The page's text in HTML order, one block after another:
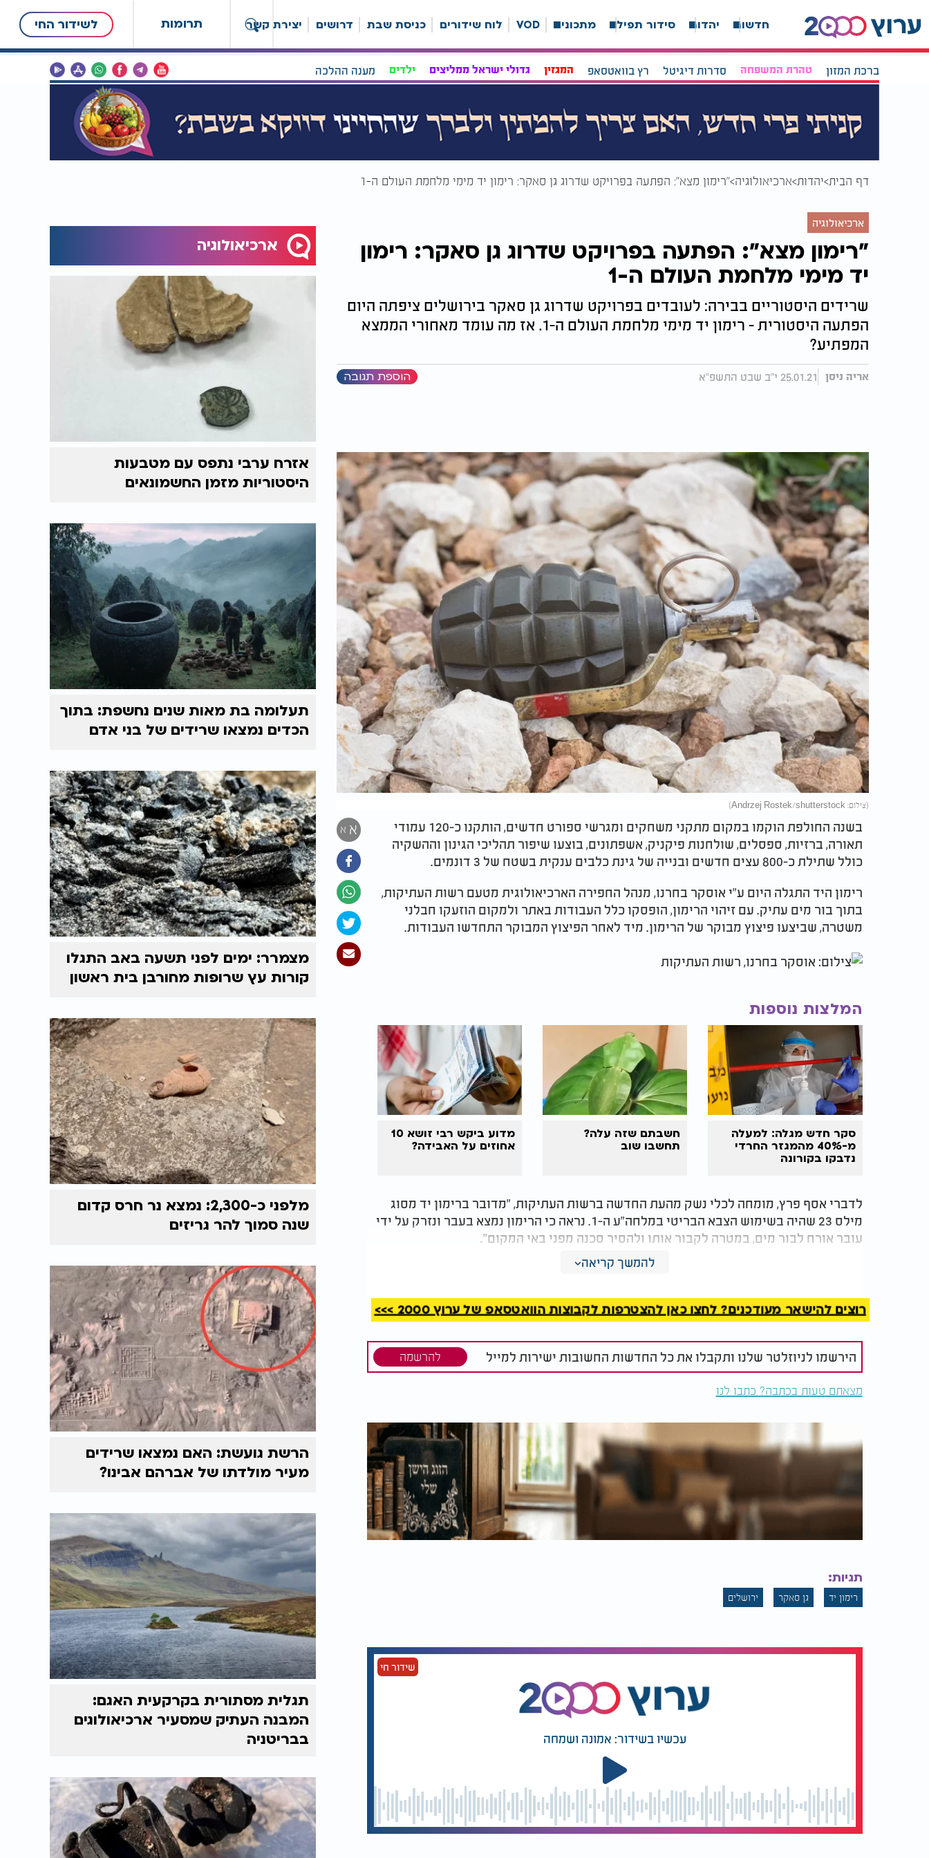
תרומות לשידור החי חדשות יהדות סידור תפילה מתכונים VOD לוח שידורים כניסת שבת דרושים יצירת קשר
ברכת המזון טהרת המשפחה סדרות דיגיטל רץ בוואטסאפ המגזין גדולי ישראל ממליצים ילדים מענה ההלכה
דף הבית יהדות ארכיאולוגיה "רימון מצא": הפתעה בפרויקט שדרוג גן סאקר: רימון יד מימי מלחמת העולם ה-1
ארכיאולוגיה
"רימון מצא": הפתעה בפרויקט שדרוג גן סאקר: רימון
יד מימי מלחמת העולם ה-1
שרידים היסטוריים בבירה: לעובדים בפרויקט שדרוג גן סאקר בירושלים ציפתה היום
הפתעה היסטורית - רימון יד מימי מלחמת העולם ה-1. אז מה עומד מאחורי הממצא
המפתיע?
אריה ניסן 25.01.21 י"ב שבט התשפ"א הוספת תגובה
(צילום: Andrzej Rostek/shutterstock)
א א
בשנה החולפת הוקמו במקום מתקני משחקים ומגרשי ספורט חדשים, הותקנו כ-120 עמודי
תאורה, ברזיות, ספסלים, שולחנות פיקניק, אשפתונים, בוצעו שיפור תהליכי הגינון וההשקיה
כולל שתילת כ-800 עצים חדשים ובנייה של גינת כלבים ענקית בשטח של 3 דונמים.
רימון היד התגלה היום ע"י אוסקר בחרנו, מנהל החפירה הארכיאולוגית מטעם רשות העתיקות,
בתוך בור מים עתיק. עם זיהוי הרימון, הופסקו כלל העבודות באתר ולמקום הוזעקו חבלני
משטרה, שביצעו פיצוץ מבוקר של הרימון. מיד לאחר הפיצוץ המבוקר התחדשו העבודות.
המלצות נוספות
סקר חדש מגלה: למעלה
מ-40% מהמגזר החרדי
נדבקו בקורונה
חשבתם שזה עלה?
תחשבו שוב
מדוע ביקש רבי זושא 10
אחוזים על האבידה?
לדברי אסף פרץ, מומחה לכלי נשק מהעת החדשה ברשות העתיקות, "מדובר ברימון יד מסוג
מילס 23 שהיה בשימוש הצבא הבריטי במלחה"ע ה-1. נראה כי הרימון נמצא בעבר ונזרק על ידי
עובר אורח לבור מים, במטרה לקבור אותו ולהסיר סכנה מפני באי המקום".
רשות העתיקות מכירה היטב את האזור שסמוך לכנסת ובעבר חפרה בו מתקנים חקלאיים,
להמשך קריאה
רוצים להישאר מעודכנים? לחצו כאן להצטרפות לקבוצות הוואטסאפ של ערוץ 2000 >>>
הירשמו לניוזלטר שלנו ותקבלו את כל החדשות החשובות ישירות למייל להרשמה
מצאתם טעות בכתבה? כתבו לנו
תגיות:
רימון יד גן סאקר ירושלים
שידור חי
עכשיו בשידור: אמונה ושמחה
ארכיאולוגיה
אזרח ערבי נתפס עם מטבעות
היסטוריות מזמן החשמונאים
תעלומה בת מאות שנים נחשפת: בתוך
הכדים נמצאו שרידים של בני אדם
מצמרר: ימים לפני תשעה באב התגלו
קורות עץ שרופות מחורבן בית ראשון
מלפני כ-2,300: נמצא נר חרס קדום
שנה סמוך להר גריזים
הרשת גועשת: האם נמצאו שרידים
מעיר מולדתו של אברהם אבינו?
תגלית מסתורית בקרקעית האגם:
המבנה העתיק שמסעיר ארכיאולוגים
בבריטניה